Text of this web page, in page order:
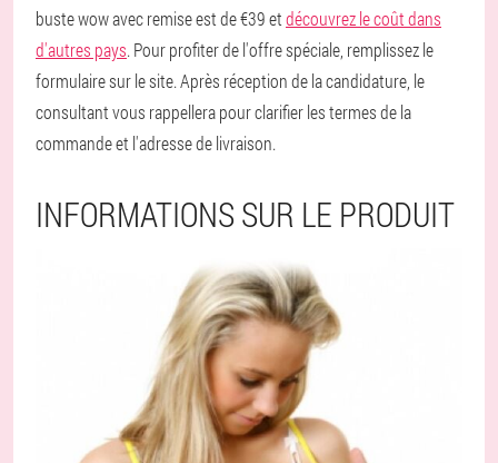
buste wow avec remise est de €39 etdécouvrez le coût dans
d'autres pays. Pour profiter de l'offre spéciale, remplissez le
formulaire sur le site. Après réception de la candidature, le
consultant vous rappellera pour clarifier les termes de la
commande et l'adresse de livraison.
INFORMATIONS SUR LE PRODUIT